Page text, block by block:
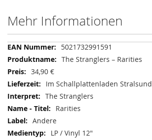
Mehr Informationen
Mehr
Informationen
5021732991591
The Stranglers – Rarities
34,90 €
Im Schallplattenladen Stralsund
The Stranglers
Rarities
Andere
LP / Vinyl 12"